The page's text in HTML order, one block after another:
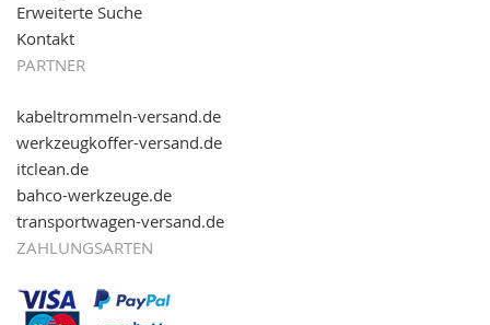
Erweiterte Suche
Kontakt
PARTNER
kabeltrommeln-versand.de
werkzeugkoffer-versand.de
itclean.de
bahco-werkzeuge.de
transportwagen-versand.de
ZAHLUNGSARTEN